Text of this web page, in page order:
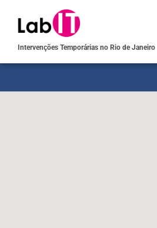
Intervenções Temporárias no Rio de Janeiro